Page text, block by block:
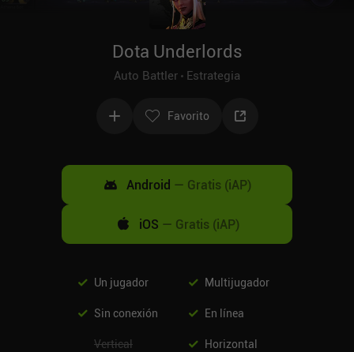
Dota Underlords
Auto Battler Estrategia
Favorito
Android — Gratis (iAP)
iOS — Gratis (iAP)
Un jugador Multijugador
Sin conexión En línea
Vertical Horizontal